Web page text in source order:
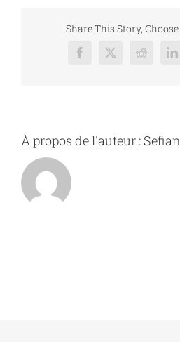
Share This Story,
Facebook
X Reddit
À propos de l'auteur :